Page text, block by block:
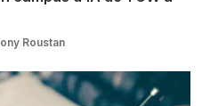
Roustan